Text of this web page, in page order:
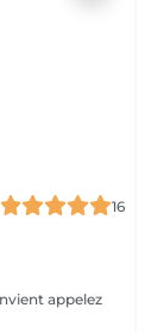
16
appelez